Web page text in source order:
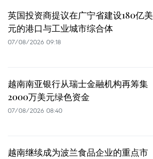
英国投资商提议在广宁省建设180亿美
元的港口与工业城市综合体
07/08/2026 09:18
越南南亚银行从瑞士金融机构再筹集
2000万美元绿色资金
07/08/2026 08:40
越南继续成为波兰食品企业的重点市